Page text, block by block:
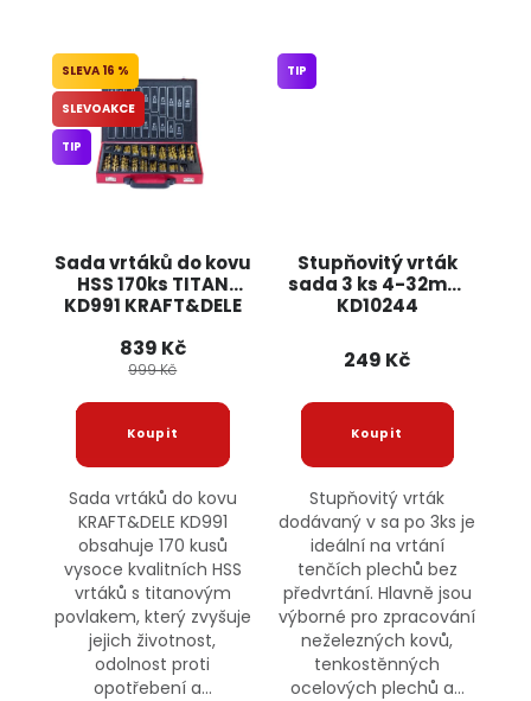
Sada vrtáků do kovu
HSS 170ks TITAN
KD991 KRAFT&DELE
16 %
SLEVOAKCE
TIP
839 Kč
999 Kč
Sada vrtáků do kovu
KRAFT&DELE KD991
obsahuje 170 kusů
vysoce kvalitních HSS
vrtáků s titanovým
povlakem, který zvyšuje
jejich životnost,
odolnost proti
opotřebení a...
Stupňovitý vrták
sada 3 ks 4-32mm
KD10244
TIP
249 Kč
Stupňovitý vrták
dodávaný v sa po 3ks je
ideální na vrtání
tenčích plechů bez
předvrtání. Hlavně jsou
výborné pro zpracování
neželezných kovů,
tenkostěnných
ocelových plechů a...